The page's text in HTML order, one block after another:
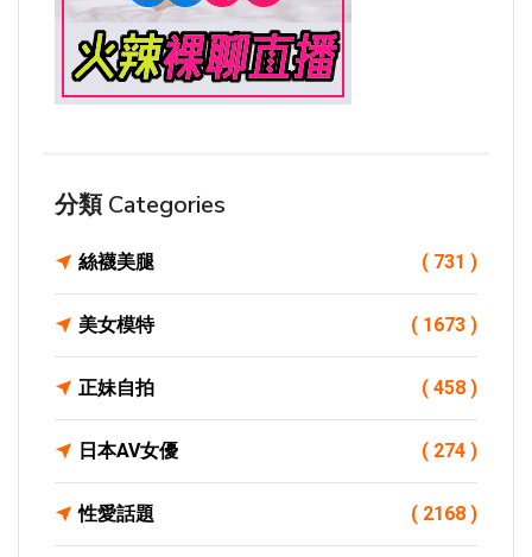
分類 Categories
絲襪美腿 ( 731 )
美女模特 ( 1673 )
正妹自拍 ( 458 )
日本AV女優 ( 274 )
性愛話題 ( 2168 )